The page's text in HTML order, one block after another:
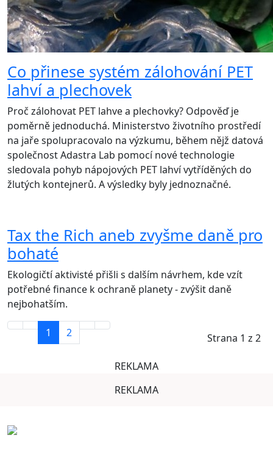
Co přinese systém zálohování PET
lahví a plechovek
Proč zálohovat PET lahve a plechovky? Odpověď je
poměrně jednoduchá. Ministerstvo životního prostředí
na jaře spolupracovalo na výzkumu, během nějž datová
společnost Adastra Lab pomocí nové technologie
sledovala pohyb nápojových PET lahví vytříděných do
žlutých kontejnerů. A výsledky byly jednoznačné.
Tax the Rich aneb zvyšme daně pro
bohaté
Ekologičtí aktivisté přišli s dalším návrhem, kde vzít
potřebné finance k ochraně planety - zvýšit daně
nejbohatším.
Strana 1 z 2
1 2
REKLAMA
REKLAMA